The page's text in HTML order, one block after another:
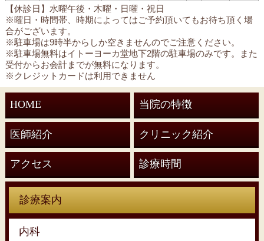
【休診日】水曜午後・木曜・日曜・祝日
※曜日・時間帯、時期によってはご予約頂いてもお待ち頂く場
合がございます。
※駐車場は9時半からしか空きませんのでご注意ください。
※駐車場無料はイトーヨーカ堂地下2階の駐車場のみです。また
受付からお会計までが無料になります。
※クレジットカードは利用できません
HOME 当院の特徴
医師紹介 クリニック紹介
アクセス 診療時間
診療案内
内科